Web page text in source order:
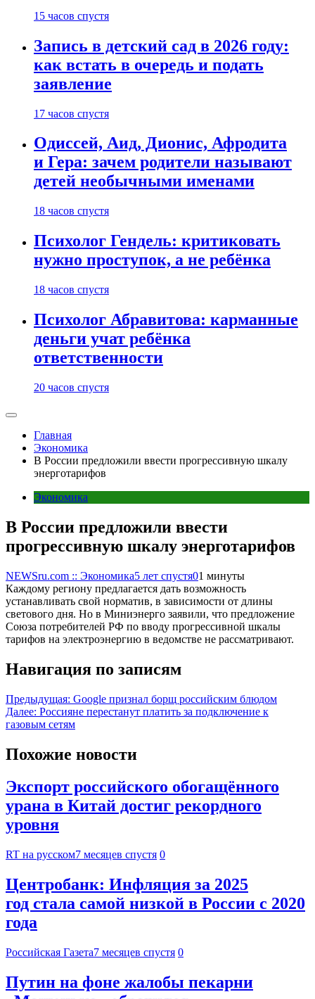
15 часов спустя
Запись в детский сад в 2026 году:
как встать в очередь и подать
заявление
17 часов спустя
Одиссей, Аид, Дионис, Афродита
и Гера: зачем родители называют
детей необычными именами
18 часов спустя
Психолог Гендель: критиковать
нужно проступок, а не ребёнка
18 часов спустя
Психолог Абравитова: карманные
деньги учат ребёнка
ответственности
20 часов спустя
Главная
Экономика
В России предложили ввести прогрессивную шкалу
энерготарифов
Экономика
В России предложили ввести
прогрессивную шкалу энерготарифов
NEWSru.com :: Экономика5 лет спустя01 минуты
Каждому региону предлагается дать возможность
устанавливать свой норматив, в зависимости от длины
светового дня. Но в Миниэнерго заявили, что предложение
Союза потребителей РФ по вводу прогрессивной шкалы
тарифов на электроэнергию в ведомстве не рассматривают.
Навигация по записям
Предыдущая: Google признал борщ российским блюдом
Далее: Россияне перестанут платить за подключение к
газовым сетям
Похожие новости
Экспорт российского обогащённого
урана в Китай достиг рекордного
уровня
RT на русском7 месяцев спустя 0
Центробанк: Инфляция за 2025
год стала самой низкой в России с 2020
года
Российская Газета7 месяцев спустя 0
Путин на фоне жалобы пекарни